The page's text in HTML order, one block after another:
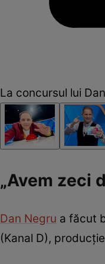
La concursul lui
„Avem zeci
Dan Negru a făcut
(Kanal D),